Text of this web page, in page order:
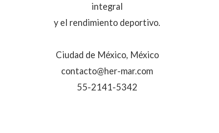
integral
y el rendimiento deportivo.
Ciudad de México, México
contacto@her-mar.com
55-2141-5342